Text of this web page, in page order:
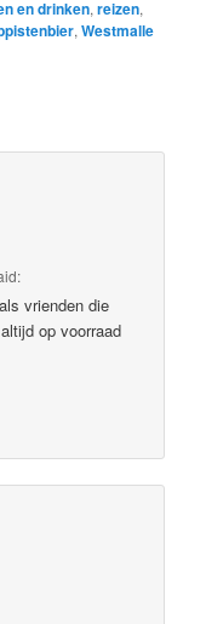
en drinken,reizen,
,Westmalle
vrienden die
op voorraad